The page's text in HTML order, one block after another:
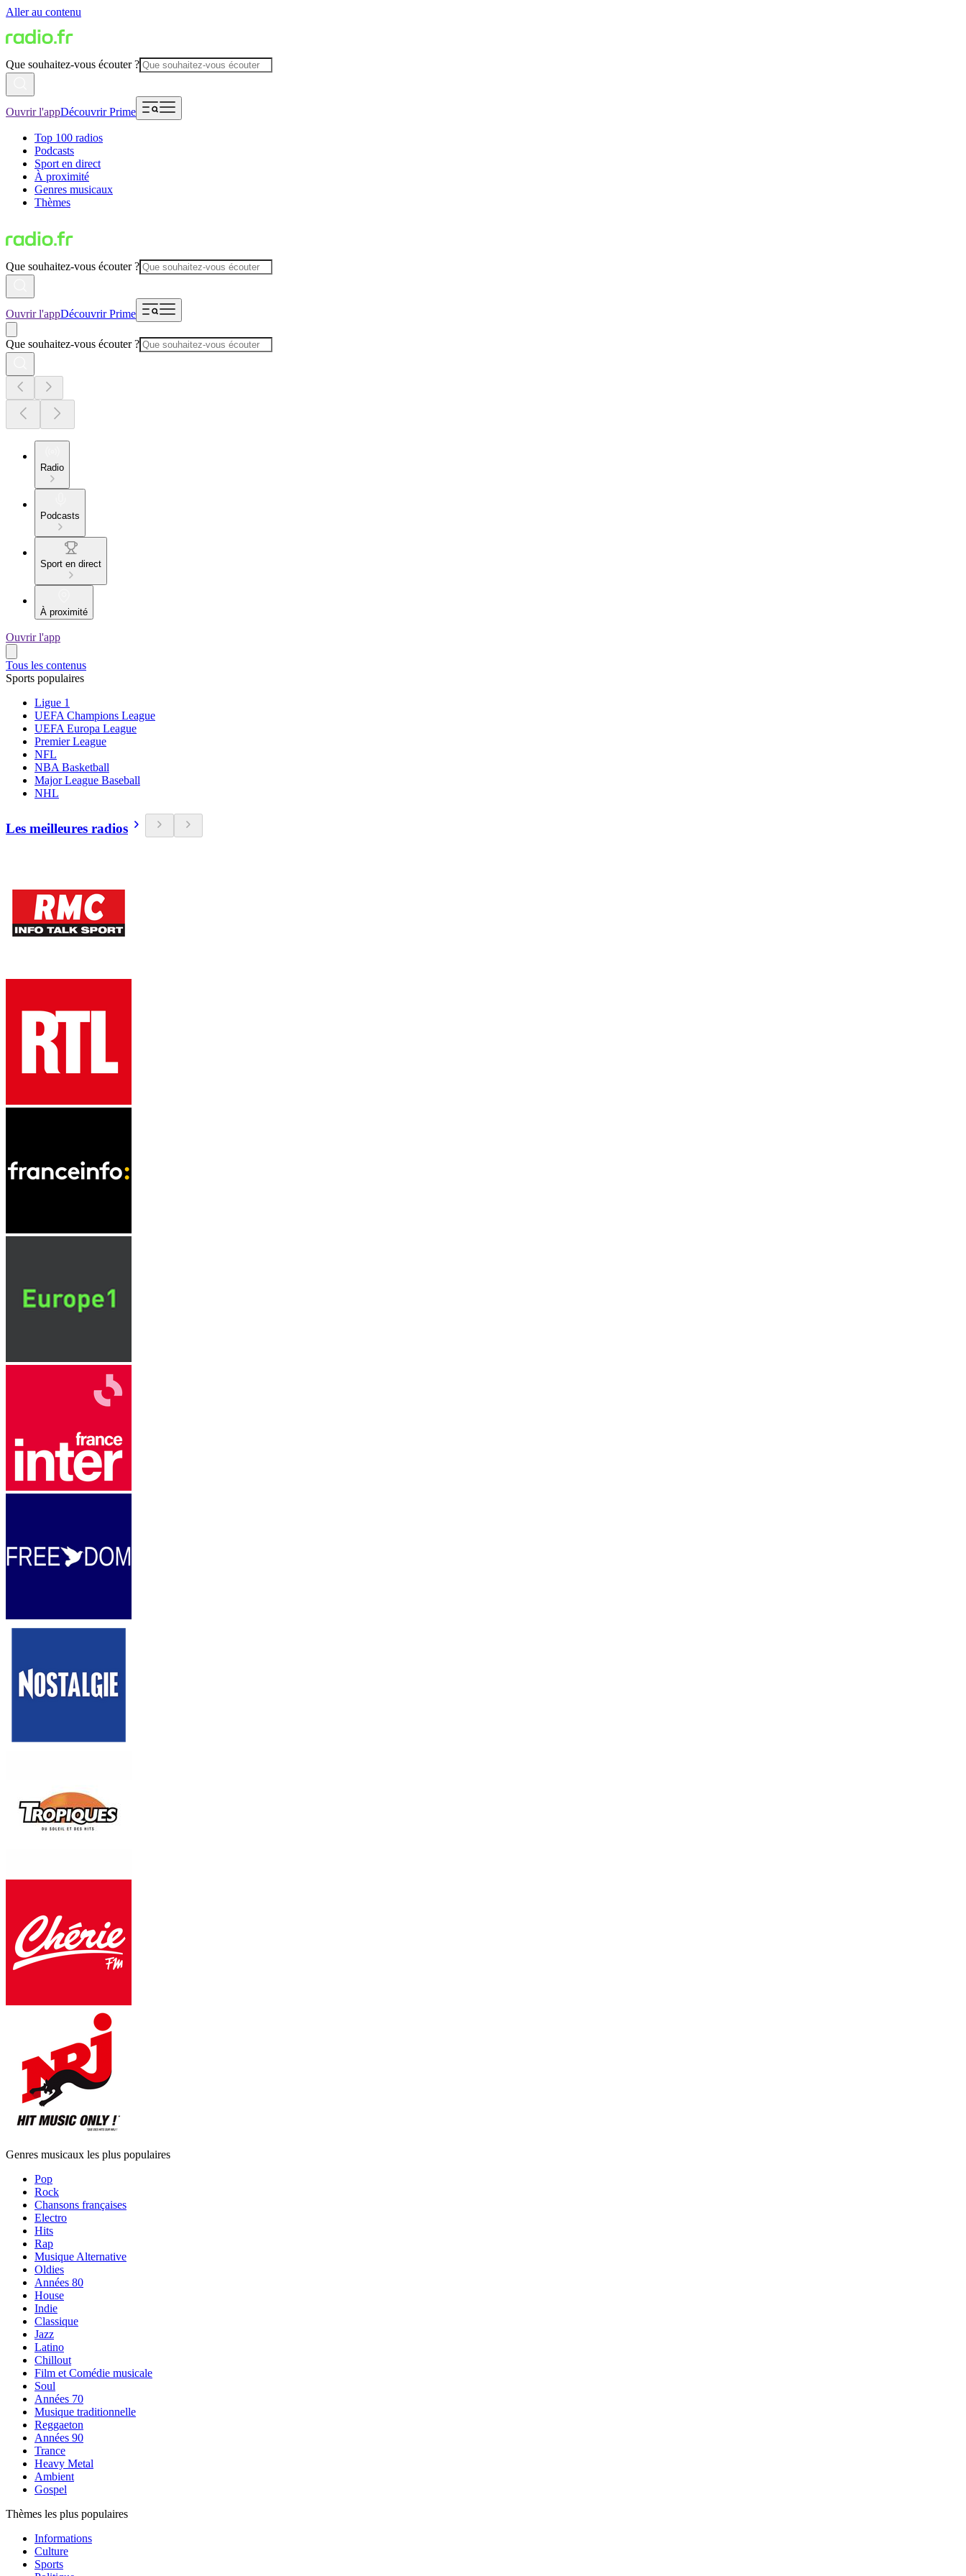
Aller au contenu
Que souhaitez-vous écouter ?
Ouvrir l'appDécouvrir Prime
Top 100 radios
Podcasts
Sport en direct
À proximité
Genres musicaux
Thèmes
Que souhaitez-vous écouter ?
Ouvrir l'appDécouvrir Prime
Que souhaitez-vous écouter ?
Radio
Podcasts
Sport en direct
À proximité
Ouvrir l'app
Tous les contenus
Sports populaires
Ligue 1
UEFA Champions League
UEFA Europa League
Premier League
NFL
NBA Basketball
Major League Baseball
NHL
Les meilleures radios
Genres musicaux les plus populaires
Pop
Rock
Chansons françaises
Electro
Hits
Rap
Musique Alternative
Oldies
Années 80
House
Indie
Classique
Jazz
Latino
Chillout
Film et Comédie musicale
Soul
Années 70
Musique traditionnelle
Reggaeton
Années 90
Trance
Heavy Metal
Ambient
Gospel
Thèmes les plus populaires
Informations
Culture
Sports